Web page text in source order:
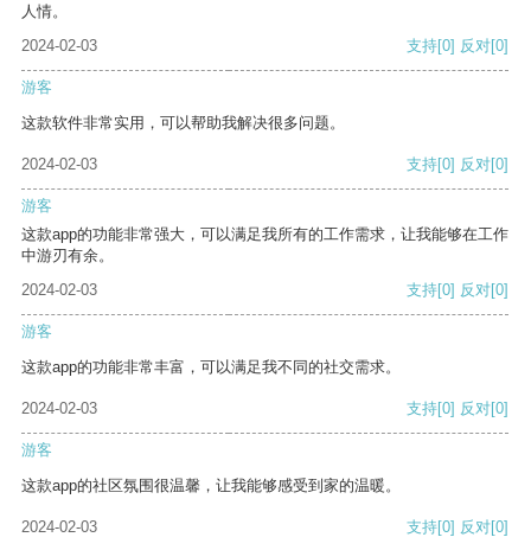
人情。
2024-02-03
支持[0] 反对[0]
游客
这款软件非常实用，可以帮助我解决很多问题。
2024-02-03 支持[0] 反对[0]
游客
这款app的功能非常强大，可以满足我所有的工作需求，让我能够在工作
中游刃有余。
2024-02-03
支持[0] 反对[0]
游客
这款app的功能非常丰富，可以满足我不同的社交需求。
2024-02-03 支持[0] 反对[0]
游客
这款app的社区氛围很温馨，让我能够感受到家的温暖。
2024-02-03 支持[0] 反对[0]